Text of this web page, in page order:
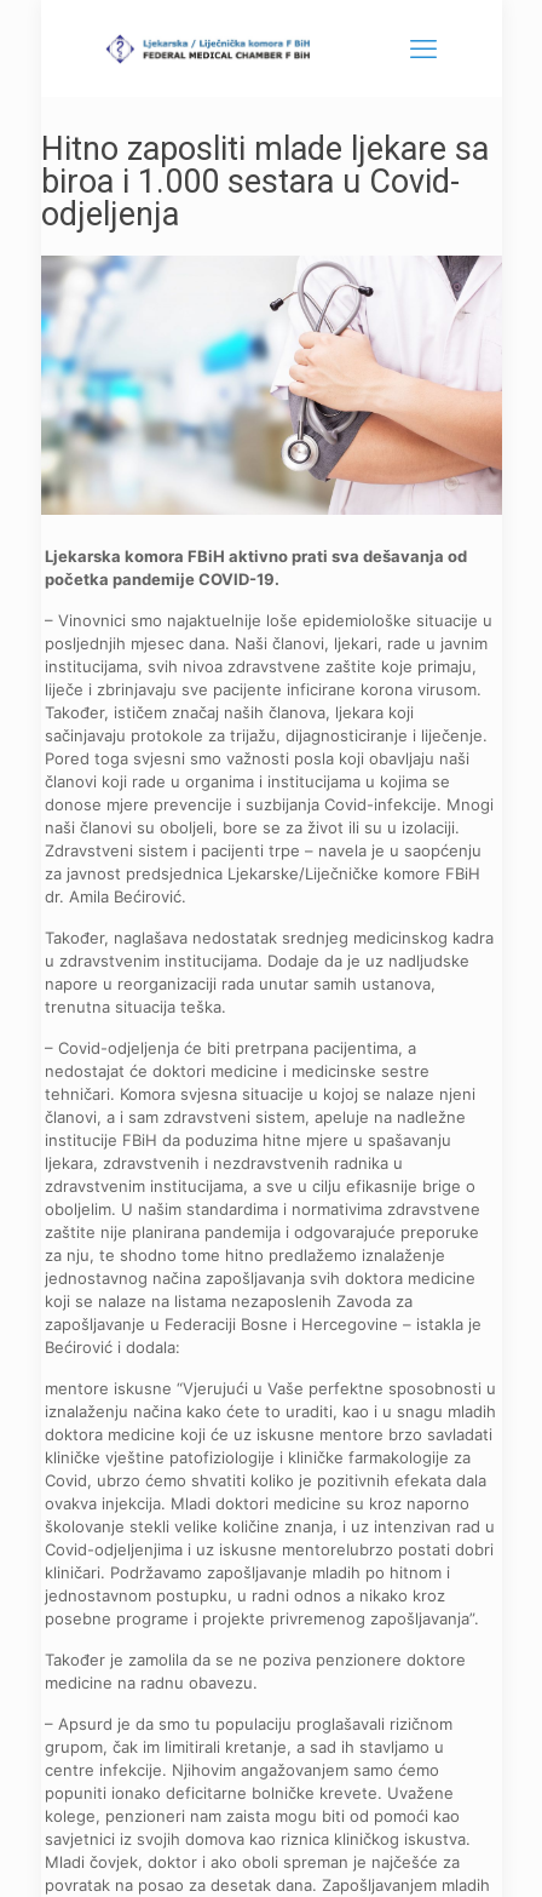
Hitno zaposliti mlade ljekare sa
biroa i 1.000 sestara u Covid-
odjeljenja
Ljekarska komora FBiH aktivno prati sva dešavanja od
početka pandemije COVID-19.
– Vinovnici smo najaktuelnije loše epidemiološke situacije u
posljednjih mjesec dana. Naši članovi, ljekari, rade u javnim
institucijama, svih nivoa zdravstvene zaštite koje primaju,
liječe i zbrinjavaju sve pacijente inficirane korona virusom.
Također, ističem značaj naših članova, ljekara koji
sačinjavaju protokole za trijažu, dijagnosticiranje i liječenje.
Pored toga svjesni smo važnosti posla koji obavljaju naši
članovi koji rade u organima i institucijama u kojima se
donose mjere prevencije i suzbijanja Covid-infekcije. Mnogi
naši članovi su oboljeli, bore se za život ili su u izolaciji.
Zdravstveni sistem i pacijenti trpe – navela je u saopćenju
za javnost predsjednica Ljekarske/Liječničke komore FBiH
dr. Amila Bećirović.
Također, naglašava nedostatak srednjeg medicinskog kadra
u zdravstvenim institucijama. Dodaje da je uz nadljudske
napore u reorganizaciji rada unutar samih ustanova,
trenutna situacija teška.
– Covid-odjeljenja će biti pretrpana pacijentima, a
nedostajat će doktori medicine i medicinske sestre
tehničari. Komora svjesna situacije u kojoj se nalaze njeni
članovi, a i sam zdravstveni sistem, apeluje na nadležne
institucije FBiH da poduzima hitne mjere u spašavanju
ljekara, zdravstvenih i nezdravstvenih radnika u
zdravstvenim institucijama, a sve u cilju efikasnije brige o
oboljelim. U našim standardima i normativima zdravstvene
zaštite nije planirana pandemija i odgovarajuće preporuke
za nju, te shodno tome hitno predlažemo iznalaženje
jednostavnog načina zapošljavanja svih doktora medicine
koji se nalaze na listama nezaposlenih Zavoda za
zapošljavanje u Federaciji Bosne i Hercegovine – istakla je
Bećirović i dodala:
mentore iskusne “Vjerujući u Vaše perfektne sposobnosti u
iznalaženju načina kako ćete to uraditi, kao i u snagu mladih
doktora medicine koji će uz iskusne mentore brzo savladati
kliničke vještine patofiziologije i kliničke farmakologije za
Covid, ubrzo ćemo shvatiti koliko je pozitivnih efekata dala
ovakva injekcija. Mladi doktori medicine su kroz naporno
školovanje stekli velike količine znanja, i uz intenzivan rad u
Covid-odjeljenjima i uz iskusne mentoreIubrzo postati dobri
kliničari. Podržavamo zapošljavanje mladih po hitnom i
jednostavnom postupku, u radni odnos a nikako kroz
posebne programe i projekte privremenog zapošljavanja”.
Također je zamolila da se ne poziva penzionere doktore
medicine na radnu obavezu.
– Apsurd je da smo tu populaciju proglašavali rizičnom
grupom, čak im limitirali kretanje, a sad ih stavljamo u
centre infekcije. Njihovim angažovanjem samo ćemo
popuniti ionako deficitarne bolničke krevete. Uvažene
kolege, penzioneri nam zaista mogu biti od pomoći kao
savjetnici iz svojih domova kao riznica kliničkog iskustva.
Mladi čovjek, doktor i ako oboli spreman je najčešće za
povratak na posao za desetak dana. Zapošljavanjem mladih